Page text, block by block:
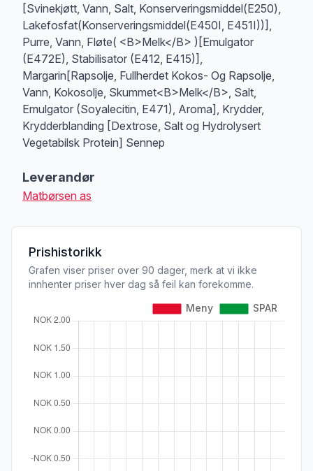
[Svinekjøtt, Vann, Salt, Konserveringsmiddel(E250),
Lakefosfat(Konserveringsmiddel(E450I, E451I))],
Purre, Vann, Fløte( <B>Melk</B> )[Emulgator
(E472E), Stabilisator (E412, E415)],
Margarin[Rapsolje, Fullherdet Kokos- Og Rapsolje,
Vann, Kokosolje, Skummet<B>Melk</B>, Salt,
Emulgator (Soyalecitin, E471), Aroma], Krydder,
Krydderblanding [Dextrose, Salt og Hydrolysert
Vegetabilsk Protein] Sennep
Leverandør
Matbørsen as
Prishistorikk
Grafen viser priser over 90 dager, merk at vi ikke
innhenter priser hver dag så feil kan forekomme.